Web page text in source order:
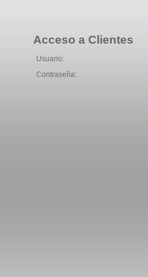
Acceso a Clientes
Usuario:
Contraseña: